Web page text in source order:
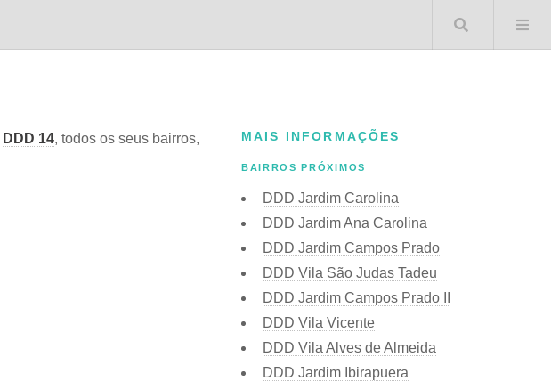
Buscar
DDD 14, todos os seus bairros,
MAIS INFORMAÇÕES
BAIRROS PRÓXIMOS
DDD Jardim Carolina
DDD Jardim Ana Carolina
DDD Jardim Campos Prado
DDD Vila São Judas Tadeu
DDD Jardim Campos Prado II
DDD Vila Vicente
DDD Vila Alves de Almeida
DDD Jardim Ibirapuera